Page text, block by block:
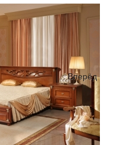
Вперёд